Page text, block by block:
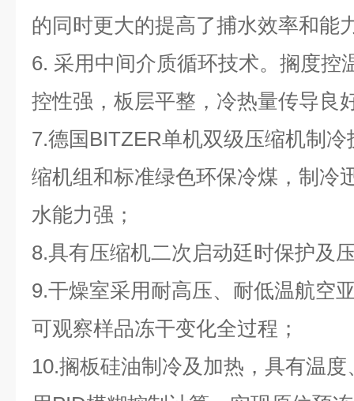
的同时更大的提高了捕水效率和能
6. 采用中间介质循环技术。搁度控
控性强，板层平整，冷热量传导良
7.德国BITZER单机双级压缩机制
缩机组和标准绿色环保冷煤，制冷
水能力强；
8.具有压缩机二次启动廷时保护及
9.干燥室采用耐高压、耐低温航空
可观察样品冻干变化全过程；
10.搁板硅油制冷及加热，具有温